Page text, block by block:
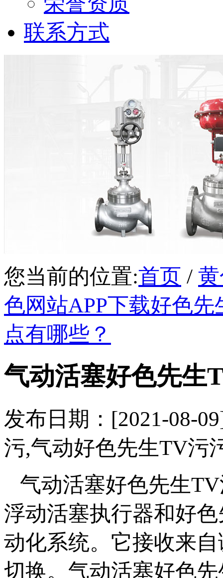
联系方式
您当前的位置:首页 /
色网站APP下载好色先
点有哪些？
气动活塞好色先生
发布日期：[2021-08-
污,气动好色先生TV污污
气动活塞好色先生
浮动活塞执行器和好
动化系统。它接收来
切换。气动活塞好色